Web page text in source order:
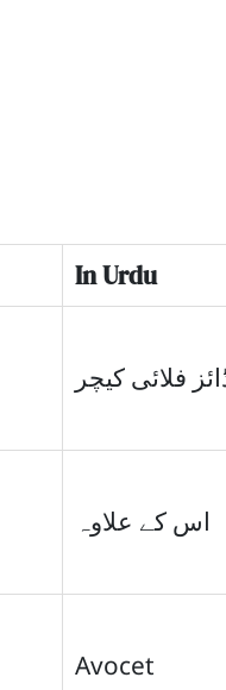
In Urdu
فلائی کیچر
اس کے علاوہ
Avocet